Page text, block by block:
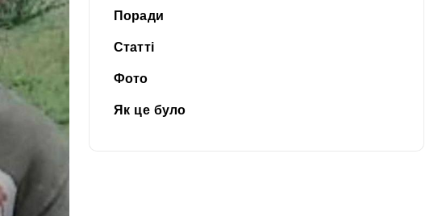
Поради
Статті
Фото
Як це було